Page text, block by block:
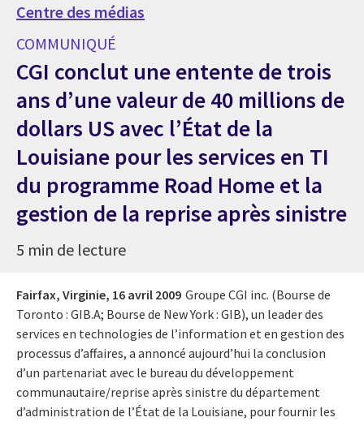
Centre des médias
COMMUNIQUÉ
CGI conclut une entente de trois
ans d’une valeur de 40 millions de
dollars US avec l’État de la
Louisiane pour les services en TI
du programme Road Home et la
gestion de la reprise après sinistre
5 min de lecture
Fairfax, Virginie, 16 avril 2009 Groupe CGI inc. (Bourse de
Toronto : GIB.A; Bourse de New York : GIB), un leader des
services en technologies de l’information et en gestion des
processus d’affaires, a annoncé aujourd’hui la conclusion
d’un partenariat avec le bureau du développement
communautaire/reprise après sinistre du département
d’administration de l’État de la Louisiane, pour fournir les